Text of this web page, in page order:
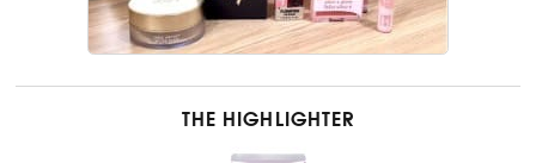
THE HIGHLIGHTER